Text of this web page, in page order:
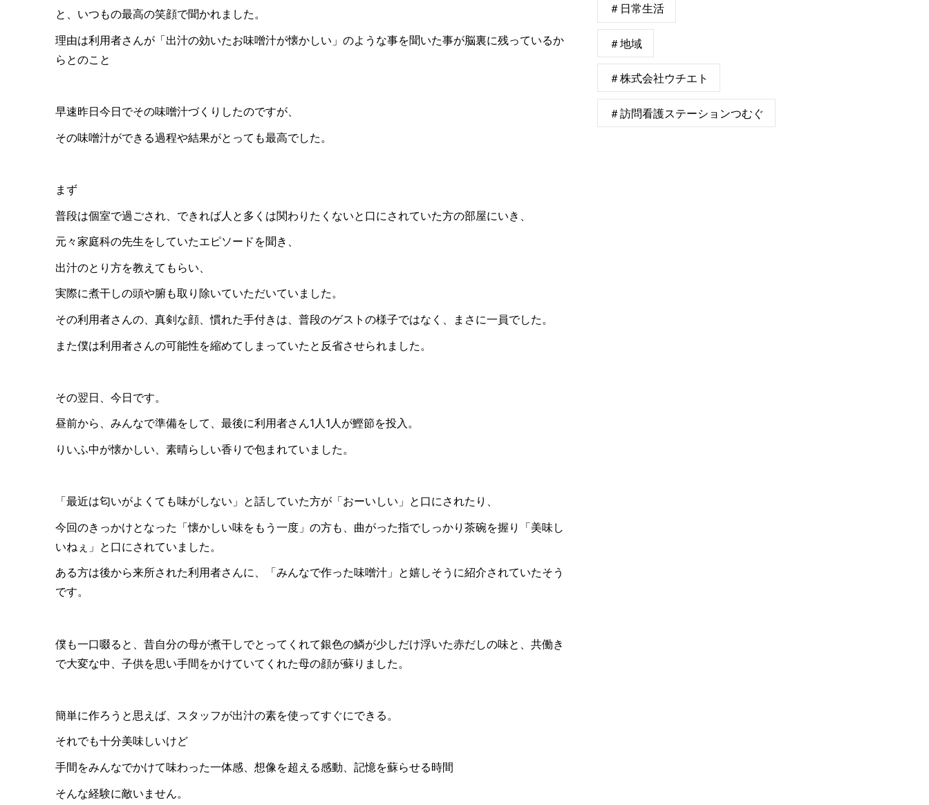
と、いつもの最高の笑顔で聞かれました。
理由は利用者さんが「出汁の効いたお味噌汁が懐かしい」のような事を聞いた事が脳裏に残っているか
らとのこと
早速昨日今日でその味噌汁づくりしたのですが、
その味噌汁ができる過程や結果がとっても最高でした。
まず
普段は個室で過ごされ、できれば人と多くは関わりたくないと口にされていた方の部屋にいき、
元々家庭科の先生をしていたエピソードを聞き、
出汁のとり方を教えてもらい、
実際に煮干しの頭や腑も取り除いていただいていました。
その利用者さんの、真剣な顔、慣れた手付きは、普段のゲストの様子ではなく、まさに一員でした。
また僕は利用者さんの可能性を縮めてしまっていたと反省させられました。
その翌日、今日です。
昼前から、みんなで準備をして、最後に利用者さん1人1人が鰹節を投入。
りいふ中が懐かしい、素晴らしい香りで包まれていました。
「最近は匂いがよくても味がしない」と話していた方が「おーいしい」と口にされたり、
今回のきっかけとなった「懐かしい味をもう一度」の方も、曲がった指でしっかり茶碗を握り「美味し
いねぇ」と口にされていました。
ある方は後から来所された利用者さんに、「みんなで作った味噌汁」と嬉しそうに紹介されていたそう
です。
僕も一口啜ると、昔自分の母が煮干しでとってくれて銀色の鱗が少しだけ浮いた赤だしの味と、共働き
で大変な中、子供を思い手間をかけていてくれた母の顔が蘇りました。
簡単に作ろうと思えば、スタッフが出汁の素を使ってすぐにできる。
それでも十分美味しいけど
手間をみんなでかけて味わった一体感、想像を超える感動、記憶を蘇らせる時間
そんな経験に敵いません。
＃日常生活
＃地域
＃株式会社ウチエト
＃訪問看護ステーションつむぐ